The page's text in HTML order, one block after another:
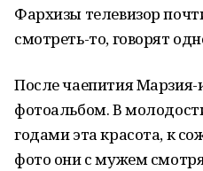
Фархизы телевизор
смотреть-то, говорят
После чаепития Марзия-
фотоальбом. В
годами эта красота, к
фото они с мужем